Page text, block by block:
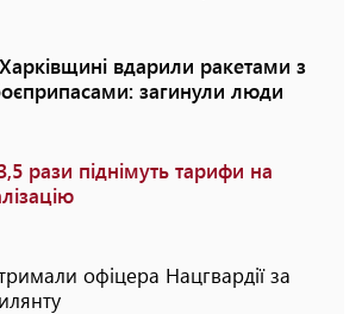
вдарили ракетами з
загинули люди
рази піднімуть тарифи на
офіцера Нацгвардії за